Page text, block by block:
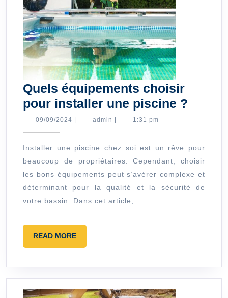
Quels équipements choisir
pour installer une piscine ?
pour
une
09/09/2024 09/09/2024
admin admin 1:31 pm
Installer une piscine chez soi est un rêve pour
beaucoup de propriétaires. Cependant, choisir
les bons équipements peut s’avérer complexe et
déterminant pour la qualité et la sécurité de
votre bassin. Dans cet article,
READ MOREREAD
MORE